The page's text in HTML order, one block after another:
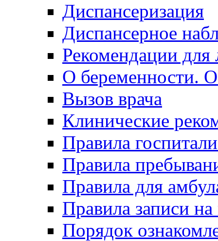
Диспансеризация
Диспансерное
Рекомендации для
О беременности.
Вызов врача
Клинические
Правила
Правила
Правила для
Правила записи
Порядок